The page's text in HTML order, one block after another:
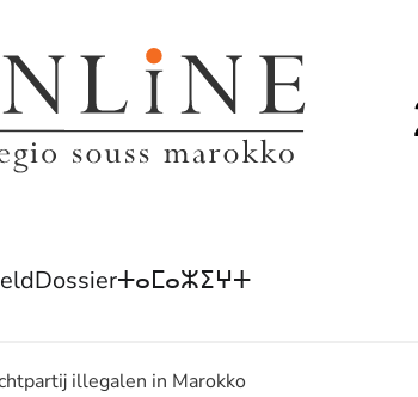
Dossierⵜⴰⵎⴰⵣⵉⵖⵜ
illegalen in Marokko